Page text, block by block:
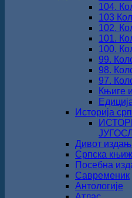
104.
103
102.
101.
100.
99.
98.
97.
Књиге
Историја
Дивот
Српска
Посебна
Савременик
Антологије